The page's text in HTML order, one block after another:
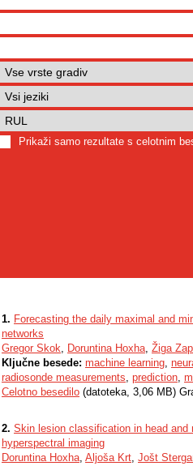
Prikaži samo rezultate s celotnim
1. Forecasting the daily maximal and
networks
Gregor Skok, Doruntina Hoxha, Žiga
Ključne besede: machine learning,
radiosonde measurements, prediction,
Celotno besedilo (datoteka, 3,06 MB)
2. Skin lesion classification in head
hyperspectral imaging
Doruntina Hoxha, Aljoša Krt, Jošt